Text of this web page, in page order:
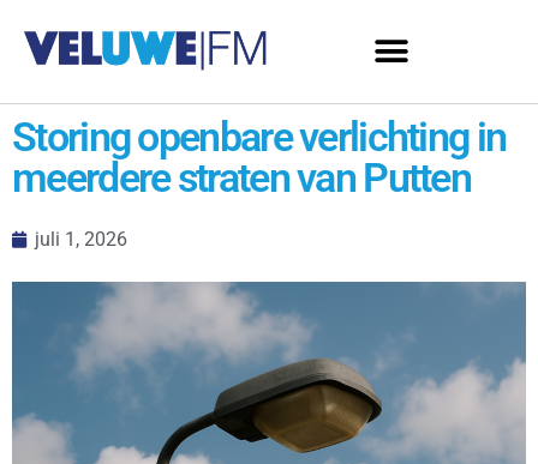
Storing openbare verlichting in
meerdere straten van Putten
juli 1, 2026